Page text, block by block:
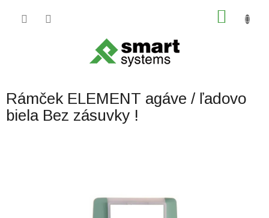
Rámček ELEMENT agáve / ľadovo
biela Bez zásuvky !